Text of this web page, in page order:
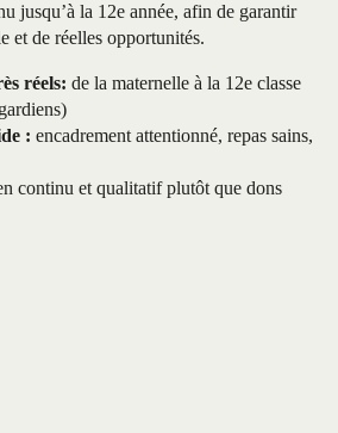
jusqu’à la 12e année, afin de garantir
et de réelles opportunités.
réels: de la maternelle à la 12e classe
: encadrement attentionné, repas sains,
continu et qualitatif plutôt que dons